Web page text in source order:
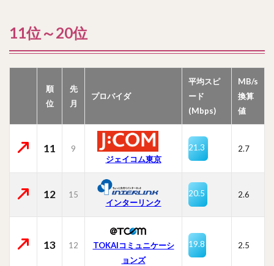
11位～20位
順
位
先
月
プロバイダ
平均スピ
ード
(Mbps)
MB/s
換算
値
11
9
ジェイコム東京
21.3 2.7
12
15
インターリンク
20.5 2.6
13 12
TOKAIコミュニケーシ
ョンズ
19.8 2.5